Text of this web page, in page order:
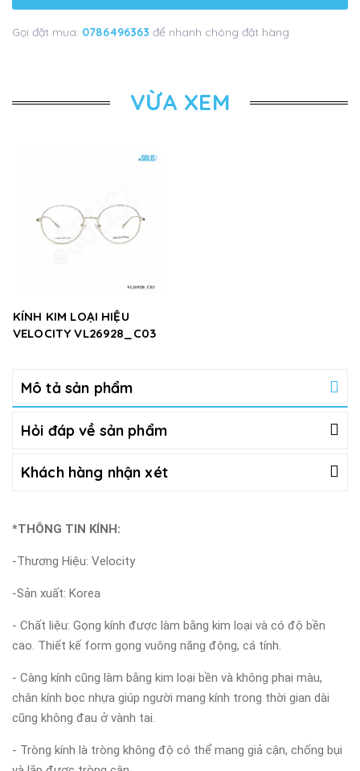
Gọi đặt mua: 0786496363 để nhanh chóng đặt hàng
VỪA XEM
KÍNH KIM LOẠI HIỆU
VELOCITY VL26928_C03
Mô tả sản phẩm
Hỏi đáp về sản phẩm
Khách hàng nhận xét
*THÔNG TIN KÍNH:
-Thương Hiệu: Velocity
-Sản xuất: Korea
- Chất liệu: Gọng kính được làm bằng kim loại và có độ bền
cao. Thiết kế form gọng vuông năng động, cá tính.
- Càng kính cũng làm bằng kim loại bền và không phai màu,
chân kính bọc nhựa giúp người mang kính trong thời gian dài
cũng không đau ở vành tai.
- Tròng kính là tròng không độ có thể mang giả cận, chống bụi